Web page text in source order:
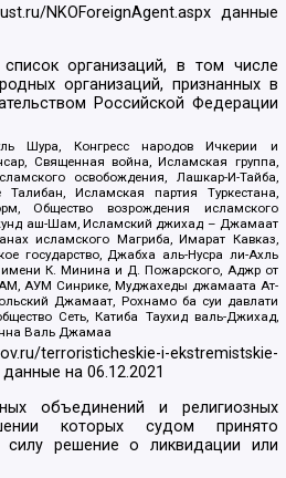
NKOForeignAgent.aspxданные
организаций, в том числе
организаций, признанных в
Российской Федерации
Шура, Конгресс народов Ичкерии и
Священная война, Исламская группа,
освобождения, Лашкар-И-Тайба,
Исламская партия Туркестана,
Общество возрождения исламского
аш-Шам, Исламский джихад – Джамаат
исламского Магриба, Имарат Кавказ,
государство, Джабха аль-Нусра ли-Ахль
К. Минина и Д. Пожарского, Аджр от
АУМ Синрике, Муджахеды джамаата Ат-
Джамаат, Рохнамо ба суи давлати
Сеть, Катиба Таухид валь-Джихад,
Валь Джамаа
terroristicheskie-i-ekstremistskie-
данные на06.12.2021
объединений и религиозных
которых судом принято
силу решение о ликвидации или